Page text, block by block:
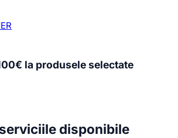
la produsele selectate
disponibile